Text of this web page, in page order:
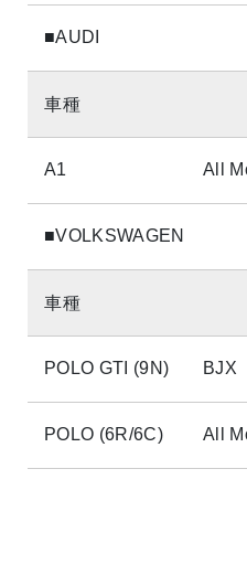
■AUDI
車種
A1 All
■VOLKSWAGEN
車種
POLO GTI (9N) BJX
POLO (6R/6C) All